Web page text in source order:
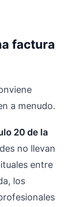
factura
a menudo.
20 de la
no llevan
entre
los